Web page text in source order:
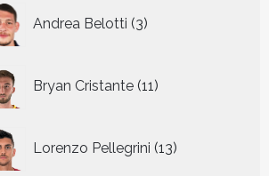
Andrea Belotti 3
producten
Bryan Cristante 11
producten
Lorenzo Pellegrini 13
producten